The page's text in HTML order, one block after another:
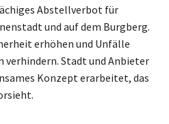
Abstellverbot für
und auf dem Burgberg.
erhöhen und Unfälle
Stadt und Anbieter
Konzept erarbeitet, das